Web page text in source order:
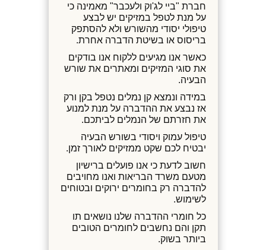
חברת "ביי לג'וק ולעכבר" מאמינה כי
על מנת לטפל במזיקים יש לבצע
טיפולי יסודי מהשורש ולא להסתפק
בריסוס או בשיטת הדברה אחרת.
כאשר אנו מגיעים ללקוח אנו בודקים
את סוגי המזיקים ומאתרים את שורש
הבעיה.
במידה ונמצא קן נמלים נטפל בקן ורק
אז נבצע את ההדברה על מנת למנוע
את חזרתם של הנמלים לביתכם.
טיפול עמוק ויסודי בשורש הבעיה
יבטיח לכם שקט ממזיקים לאורך זמן.
חשוב לדעת כי אנו פועלים ברישיון
מטעם משרד הבריאות ואנו מחויבים
להדברה רק בחומרים ירוקים ובטוחים
לשימוש.
כל חומרי ההדברה שלנו נושאים תו
תקן והם נחשבים לחומרים הטובים
ביותר בשוק.